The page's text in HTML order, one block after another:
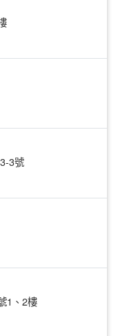
3號
1、2樓